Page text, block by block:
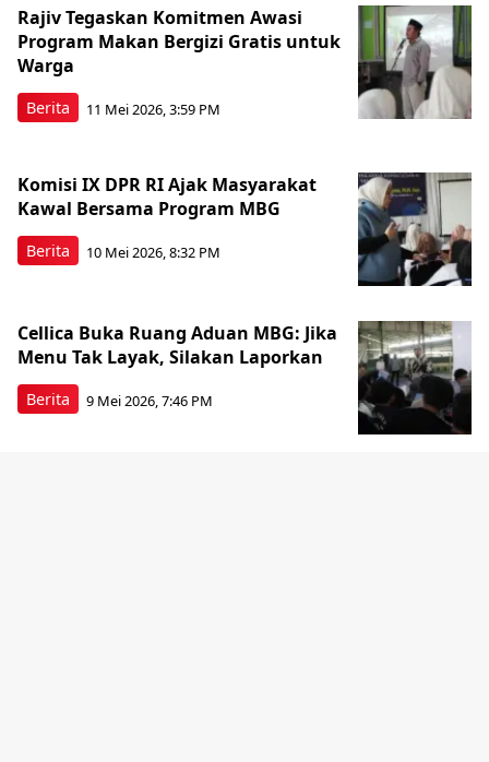
Berita
Rajiv Tegaskan Komitmen Awasi
Program Makan Bergizi Gratis untuk
Warga
11 Mei 2026, 3:59 PM
Berita
Komisi IX DPR RI Ajak Masyarakat
Kawal Bersama Program MBG
10 Mei 2026, 8:32 PM
Berita
Cellica Buka Ruang Aduan MBG: Jika
Menu Tak Layak, Silakan Laporkan
9 Mei 2026, 7:46 PM